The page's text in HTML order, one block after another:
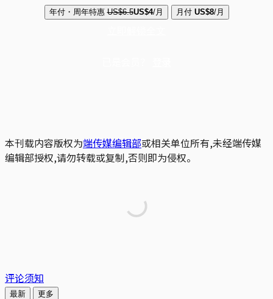
年付・周年特惠 US$6.5US$4/月 月付 US$8/月
本刊载内容版权为端传媒编辑部或相关单位所有,未经端传媒
编辑部授权,请勿转载或复制,否则即为侵权。
评论须知
最新 更多